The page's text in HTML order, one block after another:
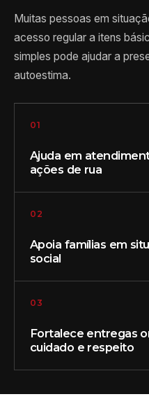
Muitas pessoas em
acesso regular a itens
simples pode ajudar a
autoestima.
01
Ajuda em
ações de rua
02
Apoia famílias em
social
03
Fortalece entregas
cuidado e respeito